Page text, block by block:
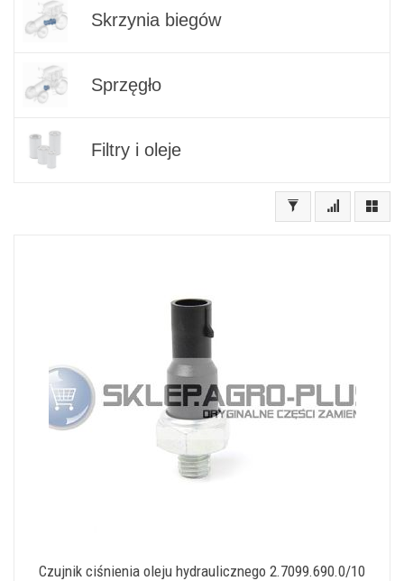
Skrzynia biegów
Sprzęgło
Filtry i oleje
Czujnik ciśnienia oleju hydraulicznego 2.7099.690.0/10